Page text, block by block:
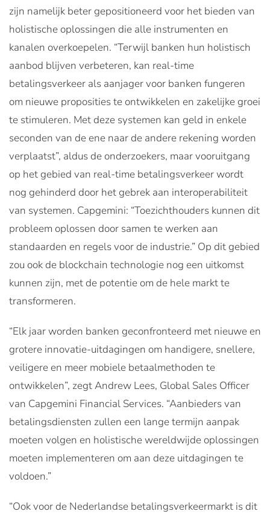
zijn namelijk beter gepositioneerd voor het bieden van
holistische oplossingen die alle instrumenten en
kanalen overkoepelen. “Terwijl banken hun holistisch
aanbod blijven verbeteren, kan real-time
betalingsverkeer als aanjager voor banken fungeren
om nieuwe proposities te ontwikkelen en zakelijke groei
te stimuleren. Met deze systemen kan geld in enkele
seconden van de ene naar de andere rekening worden
verplaatst”, aldus de onderzoekers, maar vooruitgang
op het gebied van real-time betalingsverkeer wordt
nog gehinderd door het gebrek aan interoperabiliteit
van systemen. Capgemini: “Toezichthouders kunnen dit
probleem oplossen door samen te werken aan
standaarden en regels voor de industrie.” Op dit gebied
zou ook de blockchain technologie nog een uitkomst
kunnen zijn, met de potentie om de hele markt te
transformeren.
“Elk jaar worden banken geconfronteerd met nieuwe en
grotere innovatie-uitdagingen om handigere, snellere,
veiligere en meer mobiele betaalmethoden te
ontwikkelen”, zegt Andrew Lees, Global Sales Officer
van Capgemini Financial Services. “Aanbieders van
betalingsdiensten zullen een lange termijn aanpak
moeten volgen en holistische wereldwijde oplossingen
moeten implementeren om aan deze uitdagingen te
voldoen.”
“Ook voor de Nederlandse betalingsverkeermarkt is dit